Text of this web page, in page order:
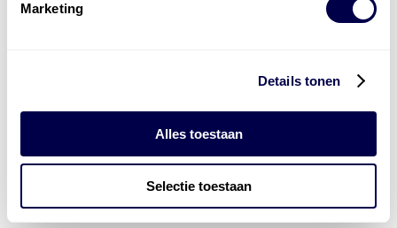
Marketing
Details tonen
Alles toestaan
Selectie toestaan
tankstationsen duizenden
laadpassen
Den Hartog tank- en laadpas